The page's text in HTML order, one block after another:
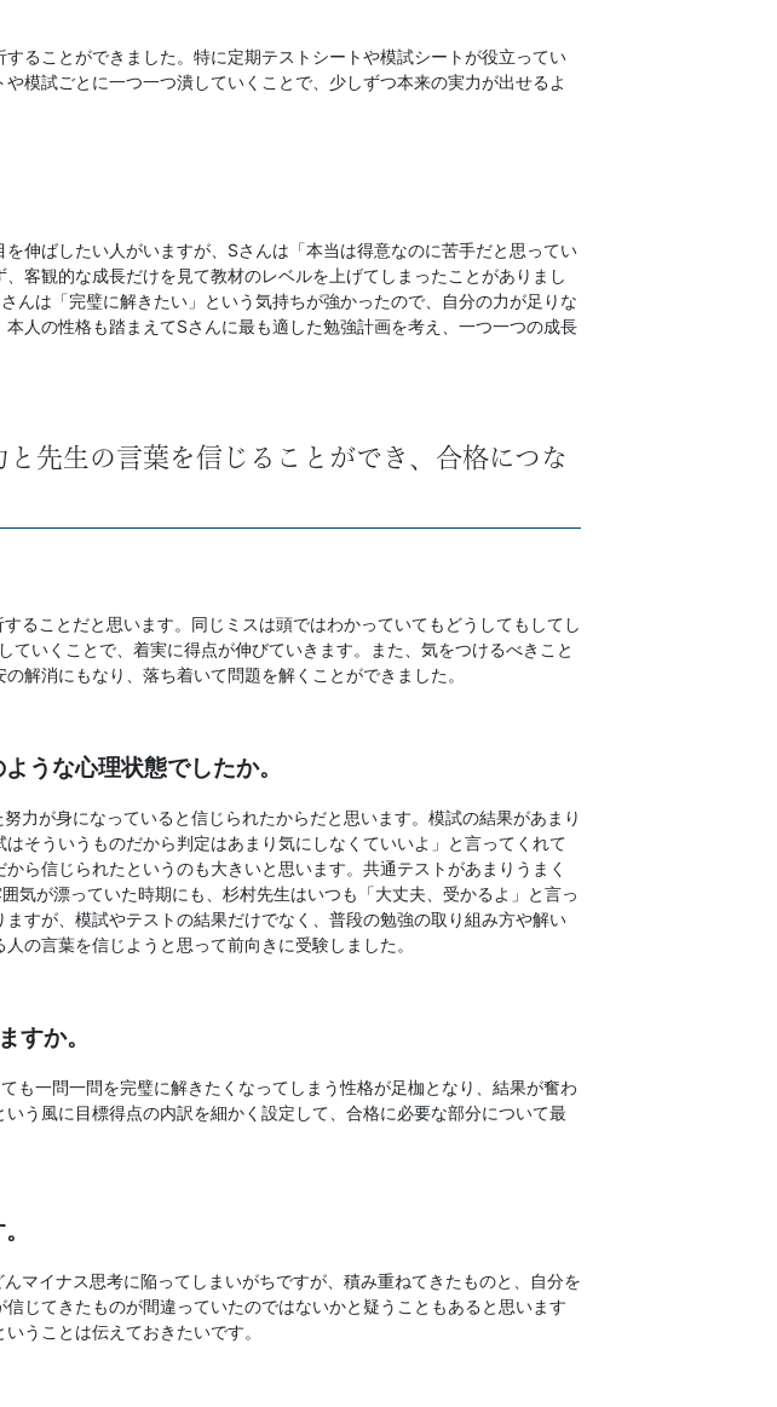
ることができました。特に定期テストシートや模試シートが役立ってい
模試ごとに一つ一つ潰していくことで、少しずつ本来の実力が出せるよ
伸ばしたい人がいますが、Sさんは「本当は得意なのに苦手だと思ってい
客観的な成長だけを見て教材のレベルを上げてしまったことがありまし
んは「完璧に解きたい」という気持ちが強かったので、自分の力が足りな
人の性格も踏まえてSさんに最も適した勉強計画を考え、一つ一つの成長
先生の言葉を信じることができ、合格につな
ることだと思います。同じミスは頭ではわかっていてもどうしてもしてし
いくことで、着実に得点が伸びていきます。また、気をつけるべきこと
解消にもなり、落ち着いて問題を解くことができました。
うな心理状態でしたか。
力が身になっていると信じられたからだと思います。模試の結果があまり
そういうものだから判定はあまり気にしなくていいよ」と言ってくれて
ら信じられたというのも大きいと思います。共通テストがあまりうまく
が漂っていた時期にも、杉村先生はいつも「大丈夫、受かるよ」と言っ
すが、模試やテストの結果だけでなく、普段の勉強の取り組み方や解い
の言葉を信じようと思って前向きに受験しました。
すか。
も一問一問を完璧に解きたくなってしまう性格が足枷となり、結果が奮わ
う風に目標得点の内訳を細かく設定して、合格に必要な部分について最
マイナス思考に陥ってしまいがちですが、積み重ねてきたものと、自分を
じてきたものが間違っていたのではないかと疑うこともあると思います
うことは伝えておきたいです。